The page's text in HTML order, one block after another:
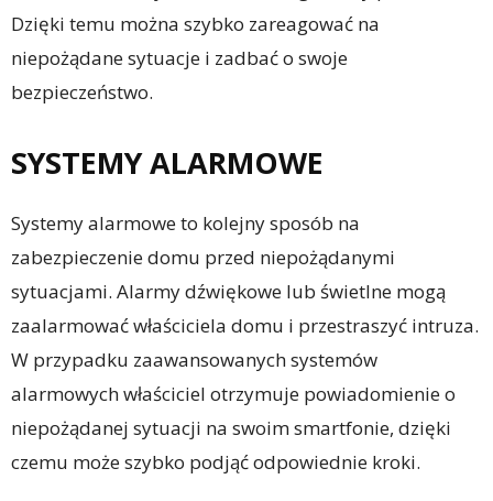
Dzięki temu można szybko zareagować na
niepożądane sytuacje i zadbać o swoje
bezpieczeństwo.
SYSTEMY ALARMOWE
Systemy alarmowe to kolejny sposób na
zabezpieczenie domu przed niepożądanymi
sytuacjami. Alarmy dźwiękowe lub świetlne mogą
zaalarmować właściciela domu i przestraszyć intruza.
W przypadku zaawansowanych systemów
alarmowych właściciel otrzymuje powiadomienie o
niepożądanej sytuacji na swoim smartfonie, dzięki
czemu może szybko podjąć odpowiednie kroki.